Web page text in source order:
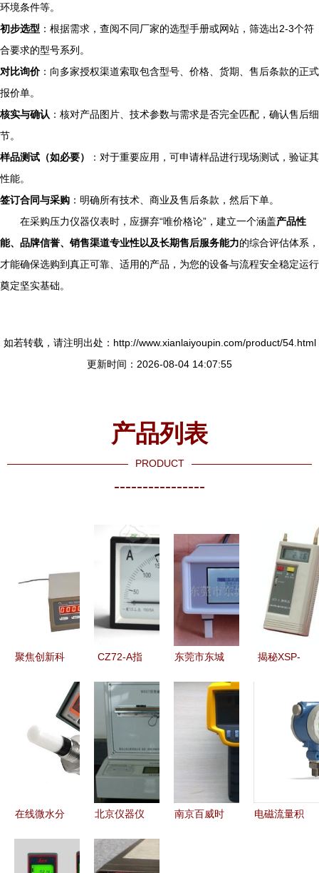
环境条件等。
初步选型 ：根据需求，查阅不同厂家的选型手册或网站，筛选出2-3个符
合要求的型号系列。
对比询价：向多家授权渠道索取包含型号、价格、货期、售后条款的正式
报价单。
核实与确认 ：核对产品图片、技术参数与需求是否完全匹配，确认售后细
节。
样品测试（如必要）
：对于重要应用，可申请样品进行现场测试，验证其
性能。
签订合同与采购 ：明确所有技术、商业及售后条款，然后下单。
在采购压力仪器仪表时，应摒弃“唯价格论”，建立一个涵盖产品性
能、品牌信誉、销售渠道专业性以及长期售后服务能力的综合评估体系，
才能确保选购到真正可靠、适用的产品，为您的设备与流程安全稳定运行
奠定坚实基础。
如若转载，请注明出处：http://www.xianlaiyoupin.com/product/54.html
更新时间：2026-08-04 14:07:55
产品列表
PRODUCT
----------------
聚焦创新科
海安锐自动
化仪表营销
部生物在线
CZ72-A指
角电流表
型号、价格
与厂家全解
析
东莞市东城
器仪表商行
专业销售服
揭秘XSP-
海彼爱姆生
物显微镜的
专业应用与
在线微水分
析 上海密
北京仪器仪
售的专业力
南京百威时
电磁流量积